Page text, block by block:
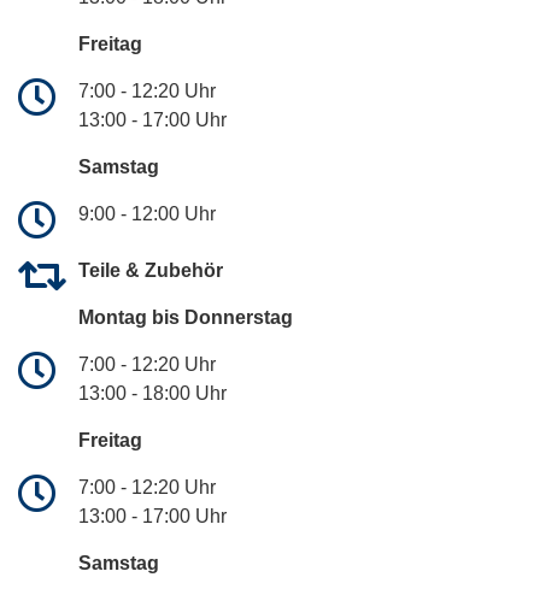
Freitag
7:00 - 12:20 Uhr
13:00 - 17:00 Uhr
Samstag
9:00 - 12:00 Uhr
Teile & Zubehör
Montag bis Donnerstag
7:00 - 12:20 Uhr
13:00 - 18:00 Uhr
Freitag
7:00 - 12:20 Uhr
13:00 - 17:00 Uhr
Samstag